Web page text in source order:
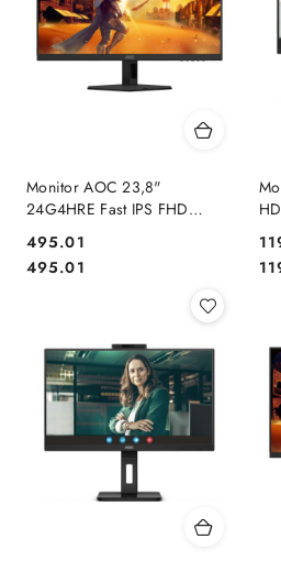
Monitor AOC 23,8"
24G4HRE Fast IPS FHD
200Hz 2xHDMI DP głośniki
Cena:
495.01
Cena:
495.01